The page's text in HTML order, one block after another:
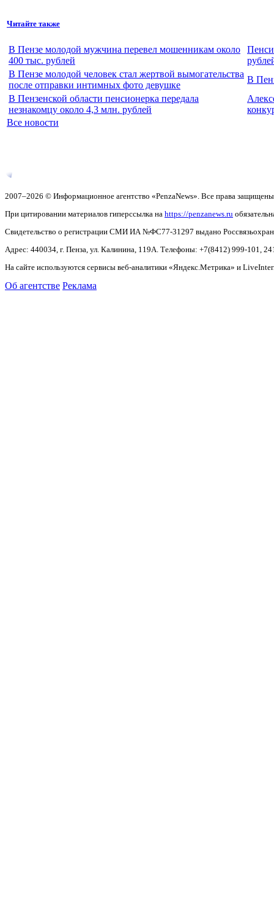
Читайте также
В Пензе молодой мужчина перевел мошенникам около
400 тыс. рублей
В Пензе молодой человек стал жертвой вымогательства
после отправки интимных фото девушке
В
В Пензенской области пенсионерка передала
незнакомцу около 4,3 млн. рублей
Все новости
2007–2026 © Информационное агентство «PenzaNews». Все права
При цитировании материалов гиперссылка на https://penzanews.ru
Свидетельство о регистрации СМИ ИА №ФС77-31297 выдано
Адрес: 440034, г. Пенза, ул. Калинина, 119А. Телефоны: +7(8412) 999-101,
На сайте используются сервисы веб-аналитики «Яндекс.Метрика» и
Об агентстве Реклама